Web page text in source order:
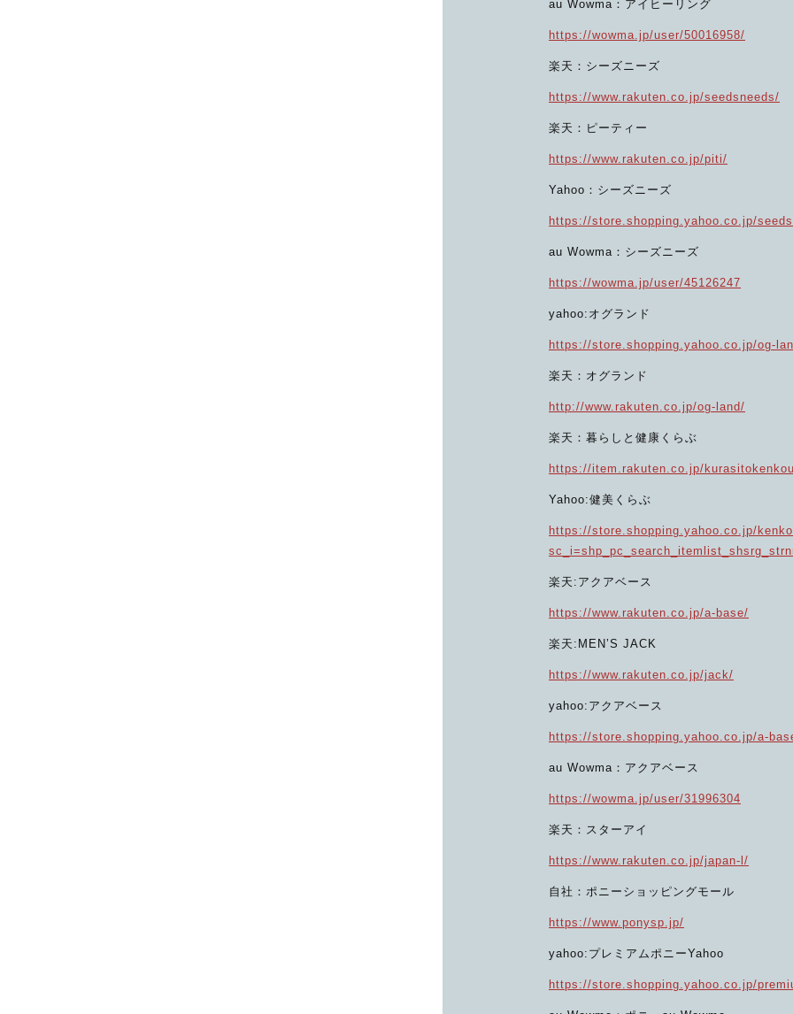
au Wowma：アイヒーリング
https://wowma.jp/user/50016958/
楽天：シーズニーズ
https://www.rakuten.co.jp/seedsneeds/
楽天：ピーティー
https://www.rakuten.co.jp/piti/
Yahoo：シーズニーズ
https://store.shopping.yahoo.co.jp/
au Wowma：シーズニーズ
https://wowma.jp/user/45126247
yahoo:オグランド
https://store.shopping.yahoo.co.jp/og-
楽天：オグランド
http://www.rakuten.co.jp/og-land/
楽天：暮らしと健康くらぶ
https://item.rakuten.co.jp/
Yahoo:健美くらぶ
https://store.shopping.yahoo.co.jp/
楽天:アクアベース
https://www.rakuten.co.jp/a-base/
楽天:MEN’S JACK
https://www.rakuten.co.jp/jack/
yahoo:アクアベース
https://store.shopping.yahoo.co.jp/a-
au Wowma：アクアベース
https://wowma.jp/user/31996304
楽天：スターアイ
https://www.rakuten.co.jp/japan-l/
自社：ポニーショッピングモール
https://www.ponysp.jp/
yahoo:プレミアムポニーYahoo
https://store.shopping.yahoo.co.jp/